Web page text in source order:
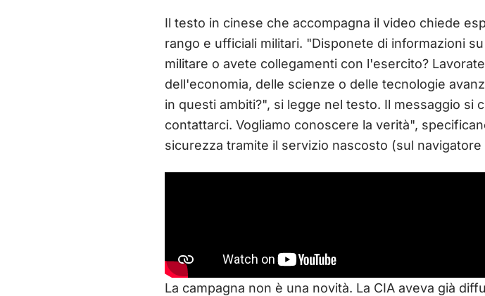
Il testo in cinese che accompagna il video chiede
rango e ufficiali militari. "Disponete di informazioni
militare o avete collegamenti con l'esercito?
dell'economia, delle scienze o delle tecnologie
in questi ambiti?", si legge nel testo. Il messaggio si
contattarci. Vogliamo conoscere la verità",
sicurezza tramite il servizio nascosto (sul
La campagna non è una novità. La CIA aveva già